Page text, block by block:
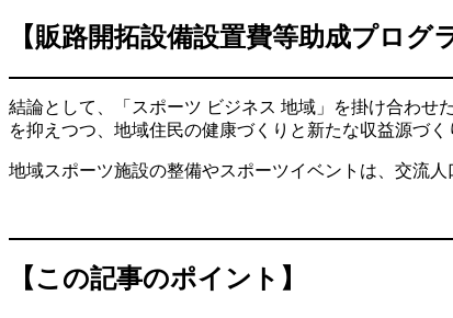
【販路開拓設備設置費等助成プロ
結論として、「スポーツ ビジネス 地域」を掛け合わせ
を抑えつつ、地域住民の健康づくりと新たな収益源づく
地域スポーツ施設の整備やスポーツイベントは、交流
【この記事のポイント】